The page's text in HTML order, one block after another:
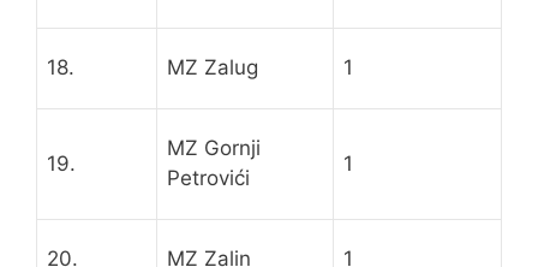
18. MZ Zalug 1
19.
MZ Gornji
Petrovići
1
20. MZ Zalin 1